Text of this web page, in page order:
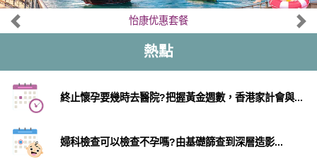
怡康优惠套餐
熱點
終止懷孕要幾時去醫院?把握黃金週數，香港家計會與...
婦科檢查可以檢查不孕嗎?由基礎篩查到深層造影...